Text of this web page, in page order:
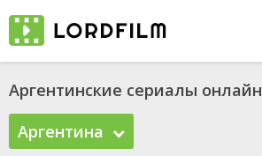
Аргентинские сериалы онлайн
Аргентина